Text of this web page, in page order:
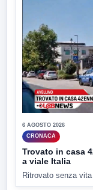
6 AGOSTO 2026
CRONACA
Trovato in casa
a viale Italia
Ritrovato senza vita